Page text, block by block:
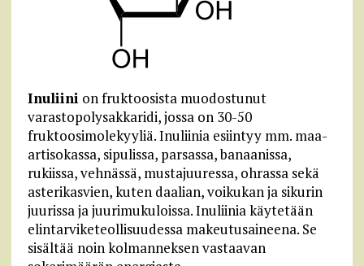
Inuliini on fruktoosista muodostunut
varastopolysakkaridi, jossa on 30-50
fruktoosimolekyyliä. Inuliinia esiintyy mm. maa-
artisokassa, sipulissa, parsassa, banaanissa,
rukiissa, vehnässä, mustajuuressa, ohrassa sekä
asterikasvien, kuten daalian, voikukan ja sikurin
juurissa ja juurimukuloissa. Inuliinia käytetään
elintarviketeollisuudessa makeutusaineena. Se
sisältää noin kolmanneksen vastaavan